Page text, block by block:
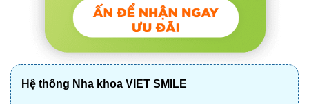
Hệ thống Nha khoa VIET SMILE